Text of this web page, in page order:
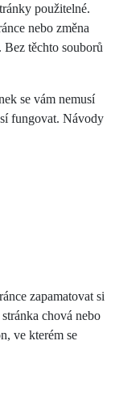
použitelné.
nebo změna
těchto souborů
se vám nemusí
fungovat. Návody
zapamatovat si
chová nebo
ve kterém se